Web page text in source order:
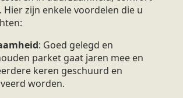
Hier zijn enkele voordelen die u
: Goed gelegd en
parket gaat jaren mee en
keren geschuurd en
worden.